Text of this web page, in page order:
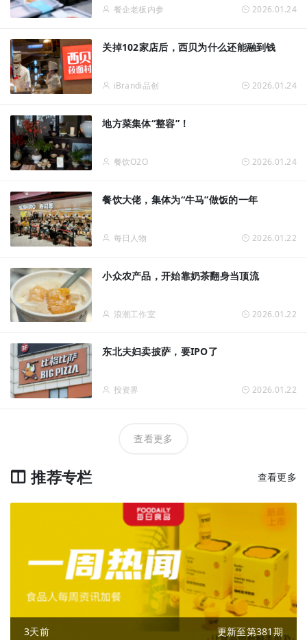
餐企老板内参 2026.01.24
关掉102家店后，西贝为什么还能融到钱
iBrandi品创 2026.01.24
地方菜集体“整容”！
餐饮O2O 2026.01.24
餐饮大佬，集体为“牛马”做饭的一年
每日人物 2026.01.22
小众农产品，开始靠奶茶翻身当顶流
浪潮工作室 2026.01.22
东北夫妇卖披萨，要IPO了
投资界 2026.01.22
查看更多
推荐专栏 查看更多
3天前 更新至第381期